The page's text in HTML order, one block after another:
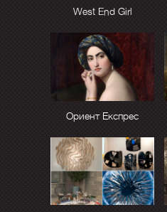
West End Girl
Ориент Експрес